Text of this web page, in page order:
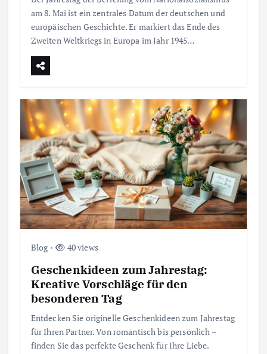
am 8. Mai ist ein zentrales Datum der deutschen und
europäischen Geschichte. Er markiert das Ende des
Zweiten Weltkriegs in Europa im Jahr 1945…
Blog 40 views
Geschenkideen zum Jahrestag:
Kreative Vorschläge für den
besonderen Tag
Entdecken Sie originelle Geschenkideen zum Jahrestag
für Ihren Partner. Von romantisch bis persönlich –
finden Sie das perfekte Geschenk für Ihre Liebe.